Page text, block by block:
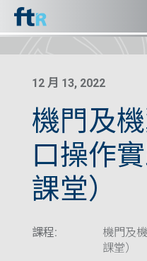
12 月 13, 2022
機門及
口操作
課堂）
課程:
機門及
課堂）